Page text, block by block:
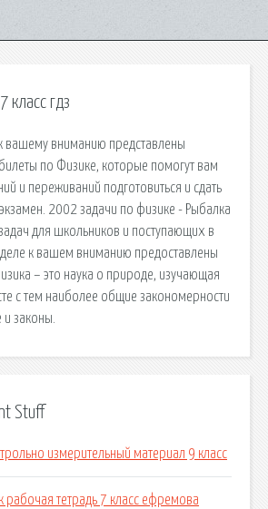
класс гдз
вашему вниманию представлены
по Физике, которые помогут вам
и переживаний подготовиться и сдать
2002 задачи по физике - Рыбалка
для школьников и поступающих в
к вашем вниманию предоставлены
– это наука о природе, изучающая
с тем наиболее общие закономерности
законы.
Stuff
измерительный материал 9 класс
рабочая тетрадь 7 класс ефремова